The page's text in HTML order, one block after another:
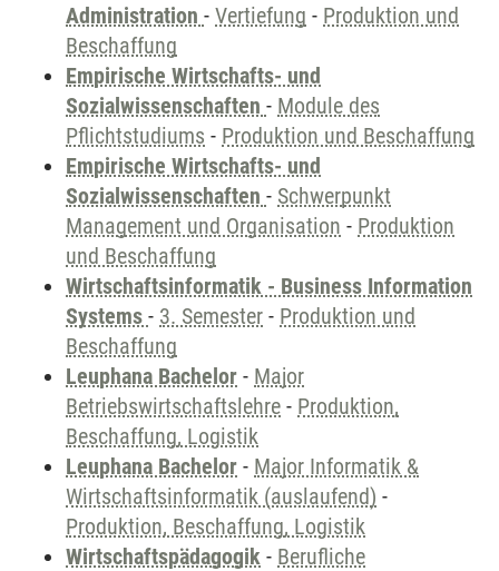
Administration - Vertiefung - Produktion und
Beschaffung
Empirische Wirtschafts- und
Sozialwissenschaften - Module des
Pflichtstudiums - Produktion und Beschaffung
Empirische Wirtschafts- und
Sozialwissenschaften - Schwerpunkt
Management und Organisation - Produktion
und Beschaffung
Wirtschaftsinformatik - Business Information
Systems - 3. Semester - Produktion und
Beschaffung
Leuphana Bachelor - Major
Betriebswirtschaftslehre - Produktion,
Beschaffung, Logistik
Leuphana Bachelor - Major Informatik &
Wirtschaftsinformatik (auslaufend) -
Produktion, Beschaffung, Logistik
Wirtschaftspädagogik - Berufliche